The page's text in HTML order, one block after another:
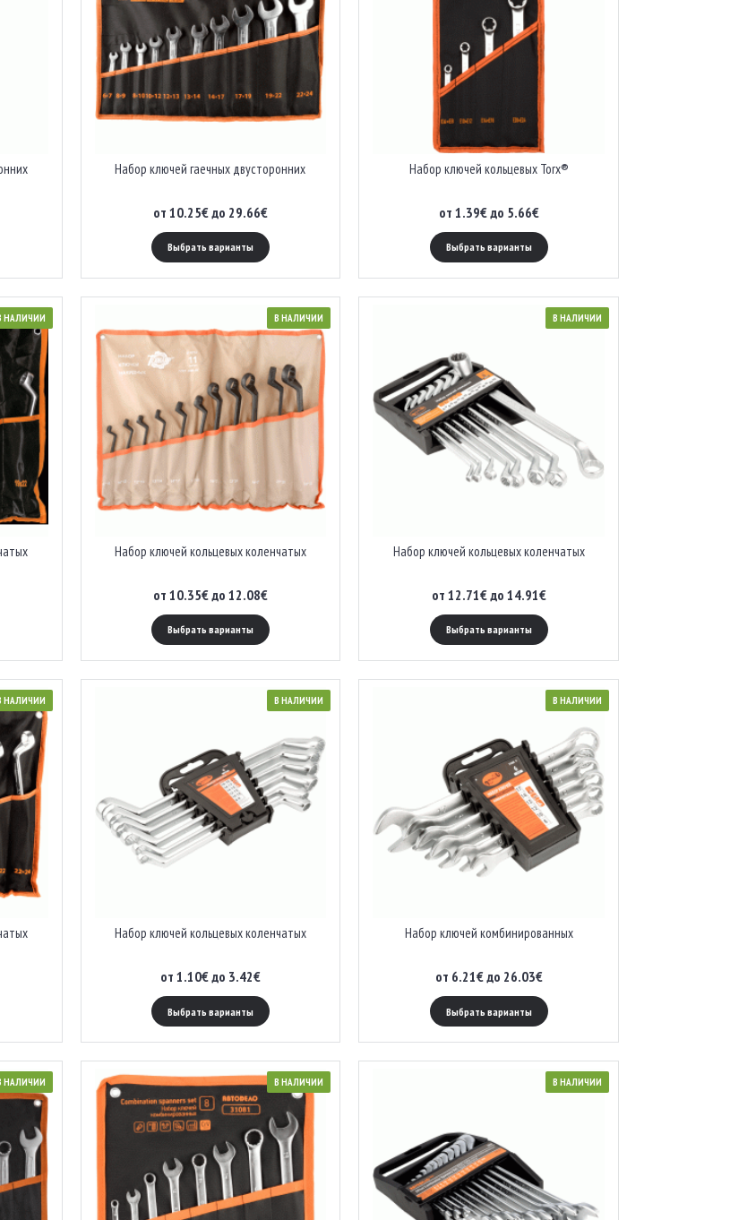
Набор ключей гаечных двусторонних
от 10.25€ до 29.66€
Выбрать варианты
Набор ключей кольцевых Torx®
от 1.39€ до 5.66€
Выбрать варианты
НАЛИЧИИ В НАЛИЧИИ
Набор ключей кольцевых коленчатых
от 10.35€ до 12.08€
Выбрать варианты
В НАЛИЧИИ
Набор ключей кольцевых коленчатых
от 12.71€ до 14.91€
Выбрать варианты
НАЛИЧИИ В НАЛИЧИИ
Набор ключей кольцевых коленчатых
от 1.10€ до 3.42€
Выбрать варианты
В НАЛИЧИИ
Набор ключей комбинированных
от 6.21€ до 26.03€
Выбрать варианты
НАЛИЧИИ В НАЛИЧИИ В НАЛИЧИИ